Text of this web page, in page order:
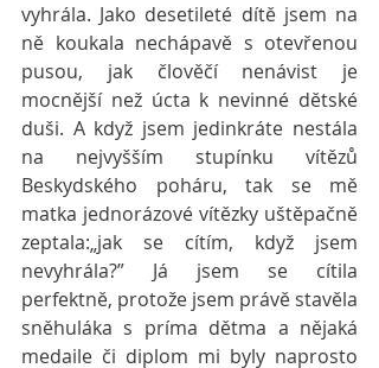
vyhrála. Jako desetileté dítě jsem na
ně koukala nechápavě s otevřenou
pusou, jak člověčí nenávist je
mocnější než úcta k nevinné dětské
duši. A když jsem jedinkráte nestála
na nejvyšším stupínku vítězů
Beskydského poháru, tak se mě
matka jednorázové vítězky uštěpačně
zeptala:„jak se cítím, když jsem
nevyhrála?” Já jsem se cítila
perfektně, protože jsem právě stavěla
sněhuláka s príma dětma a nějaká
medaile či diplom mi byly naprosto